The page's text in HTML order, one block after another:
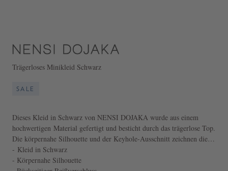
Trägerloses Minikleid Schwarz
SALE
Dieses Kleid in Schwarz von NENSI DOJAKA wurde aus einem
hochwertigen Material gefertigt und besticht durch das trägerlose Top.
Die körpernahe Silhouette und der Keyhole-Ausschnitt zeichnen dieses
extravagante Modell aus. Die weiche Haptik sorgt für angenehmen
Tragekomfort.
- Kleid in Schwarz
- Körpernahe Silhouette